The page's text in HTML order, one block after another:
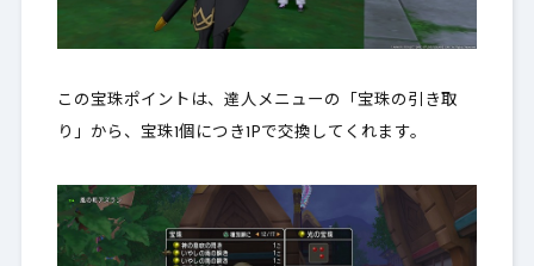
この宝珠ポイントは、達人メニューの「宝珠の引き取
り」から、宝珠1個につき1Pで交換してくれます。